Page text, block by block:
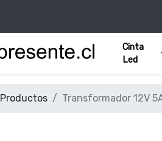
Cinta
Led
Productos Transformador 12V